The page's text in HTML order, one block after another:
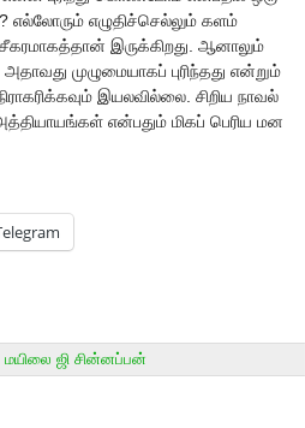
எல்லோரும் எழுதிச்செல்லும் களம்
இருக்கிறது. ஆனாலும்
முழுமையாகப் புரிந்தது என்றும்
இயலவில்லை. சிறிய நாவல்
என்பதும் மிகப் பெரிய மன
மயிலை ஜி சின்னப்பன்